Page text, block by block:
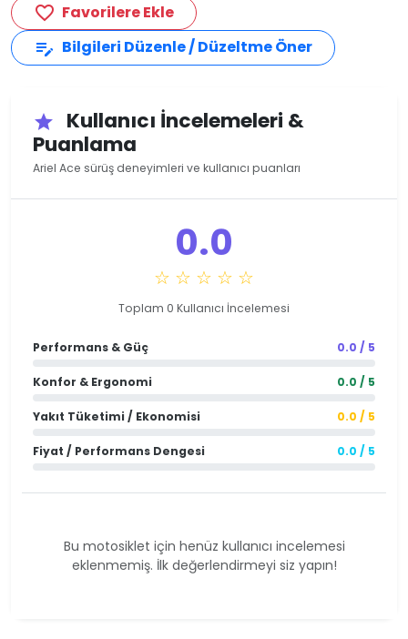
favorite_border Favorilere Ekle
edit_note Bilgileri Düzenle / Düzeltme Öner
star
Kullanıcı İncelemeleri &
Puanlama
Ariel Ace sürüş deneyimleri ve kullanıcı puanları
0.0
☆ ☆ ☆ ☆ ☆
Toplam 0 Kullanıcı İncelemesi
Performans & Güç 0.0 / 5
Konfor & Ergonomi 0.0 / 5
Yakıt Tüketimi / Ekonomisi 0.0 / 5
Fiyat / Performans Dengesi 0.0 / 5
Bu motosiklet için henüz kullanıcı incelemesi
eklenmemiş. İlk değerlendirmeyi siz yapın!